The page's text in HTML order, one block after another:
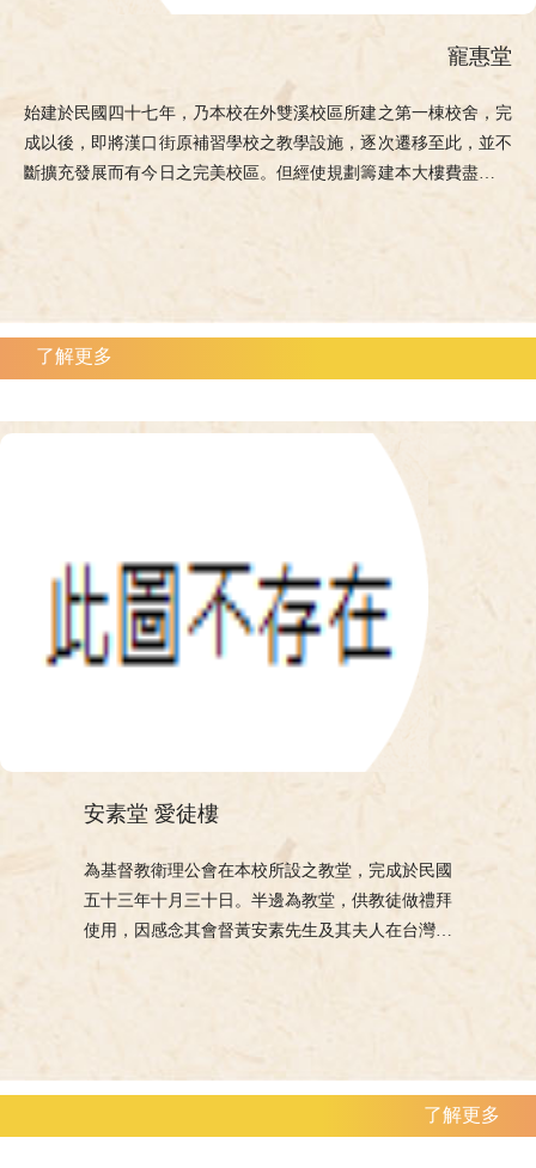
寵惠堂
始建於民國四十七年，乃本校在外雙溪校區所建之第一棟校舍，完
成以後，即將漢口街原補習學校之教學設施，逐次遷移至此，並不
斷擴充發展而有今日之完美校區。但經使規劃籌建本大樓費盡心力
之董事長王寵惠先生，則於是年三月不幸逝世，因此學校乃將此大
了解更多
安素堂 愛徒樓
為基督教衛理公會在本校所設之教堂，完成於民國
五十三年十月三十日。半邊為教堂，供教徒做禮拜
使用，因感念其會督黃安素先生及其夫人在台灣及
舍極感不足，乃將聚會場所改作圖書館使用。至民
國六十七年中正圖書館興建完成，始將圖書館遷
出，再改為教室及中文系等單位使用。
了解更多